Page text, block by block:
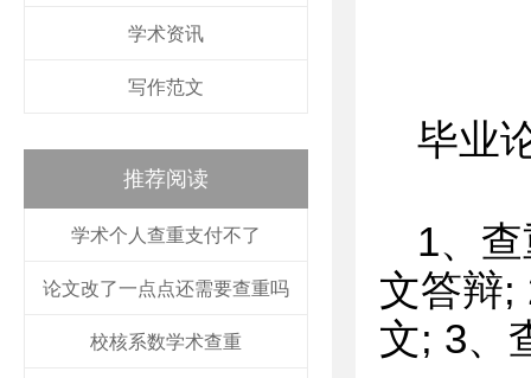
学术资讯
写作范文
推荐阅读
学术个人查重支付不了
论文改了一点点还需要查重吗
校核系数学术查重
毕业
1、
文答辩;
文; 3、